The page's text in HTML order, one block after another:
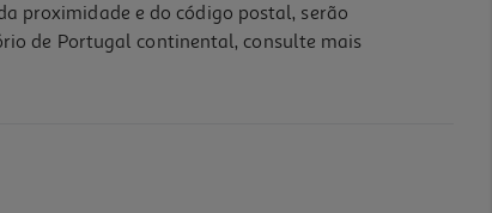
proximidade e do código postal, serão
de Portugal continental, consulte mais